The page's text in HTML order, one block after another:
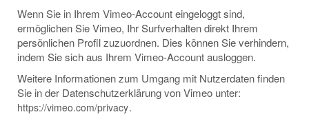
Wenn Sie in Ihrem Vimeo-Account eingeloggt sind,
ermöglichen Sie Vimeo, Ihr Surfverhalten direkt Ihrem
persönlichen Profil zuzuordnen. Dies können Sie verhindern,
indem Sie sich aus Ihrem Vimeo-Account ausloggen.
Weitere Informationen zum Umgang mit Nutzerdaten finden
Sie in der Datenschutzerklärung von Vimeo unter:
https://vimeo.com/privacy.